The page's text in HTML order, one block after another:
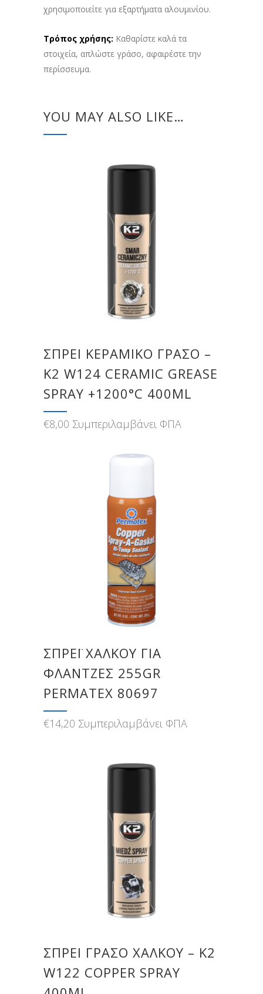
χρησιμοποιείτε για εξαρτήματα αλουμινίου.
Τρόπος χρήσης: Καθαρίστε καλά τα
στοιχεία, απλώστε γράσο, αφαιρέστε την
περίσσευμα.
YOU MAY ALSO LIKE…
ΣΠΡΕΙ ΚΕΡΑΜΙΚΟ ΓΡΑΣΟ –
K2 W124 CERAMIC GREASE
SPRAY +1200°C 400ML
€8,00 Συμπεριλαμβάνει ΦΠΑ
ΣΠΡΈΙ ΧΑΛΚΟΎ ΓΙΑ
ΦΛΆΝΤΖΕΣ 255GR
PERMATEX 80697
€14,20 Συμπεριλαμβάνει ΦΠΑ
ΣΠΡΕΙ ΓΡΑΣΟ ΧΑΛΚΟΥ – K2
W122 COPPER SPRAY